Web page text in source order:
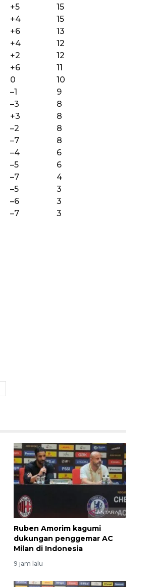
+5
15
+4
15
+6
13
+4
12
+2
12
+6
11
0
10
–1
9
–3
8
+3
8
–2
8
–7
8
–4
6
–5
6
–7
4
–5
3
–6
3
–7 3
Ruben Amorim kagumi
dukungan penggemar AC
Milan di Indonesia
9 jam lalu